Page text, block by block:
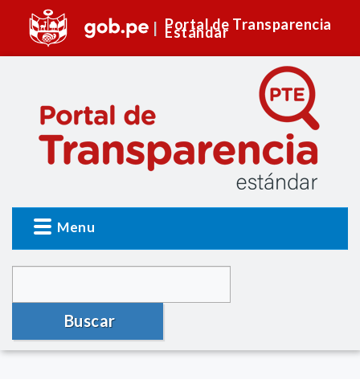
Portal de Transparencia
Estándar
Menu
Buscar